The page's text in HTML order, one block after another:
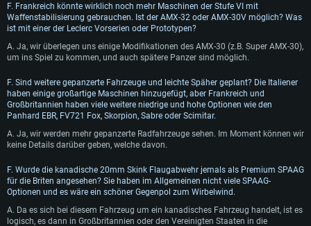
F. Frankreich könnte wirklich noch mehr Maschinen der Stufe VI mit
Waffenstabilisierung gebrauchen. Ist der AMX-32 oder AMX-30V möglich? Was
ist mit einer der Leclerc Vorserien oder Prototypen?
A. Ja, wir überlegen uns einige Modifikationen des AMX-30 (z.B. Super AMX-30),
um ins Spiel zu kommen, und auch spätere Panzer sind möglich.
F. Sind weitere gepanzerte Fahrzeuge und leichte Späher geplant? Die Italiener
haben einige großartige Maschinen hinzugefügt, aber Frankreich und
Großbritannien haben viele weitere niedrige und hohe Optionen wie den
Panhard EBR, FV721 Fox, Skorpion, Sabre oder Scimitar.
A. Ja, wir werden mehr gepanzerte Radfahrzeuge sehen. Im Moment können wir
keine Details darüber geben, welche davon.
F. Wurde die kanadische 20mm Skink Flaugabwehr jemals als Premium SPAAG
für die Briten angesehen? Sie haben im Allgemeinen nicht viele SPAAG-
Optionen und es wäre ein schöner Gegenpol zum Wirbelwind.
A. Da es sich bei diesem Fahrzeug um ein kanadisches Fahrzeug handelt, ist es
logisch, es dann in Großbritannien oder den Vereinigten Staaten in die